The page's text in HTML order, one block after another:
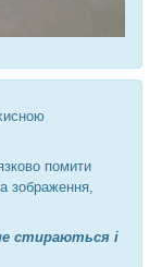
помити
зображення,
стираються і